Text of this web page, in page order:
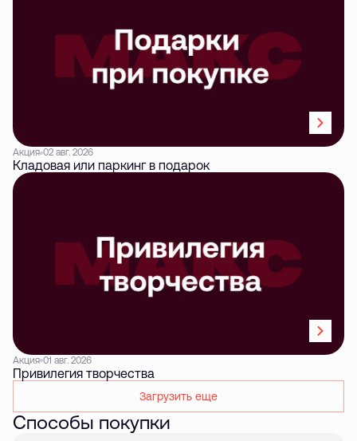
Акция 02 авг. 2026
Кладовая или паркинг в подарок
Акция 01 авг. 2026
Привилегия творчества
Загрузить еще
Способы покупки